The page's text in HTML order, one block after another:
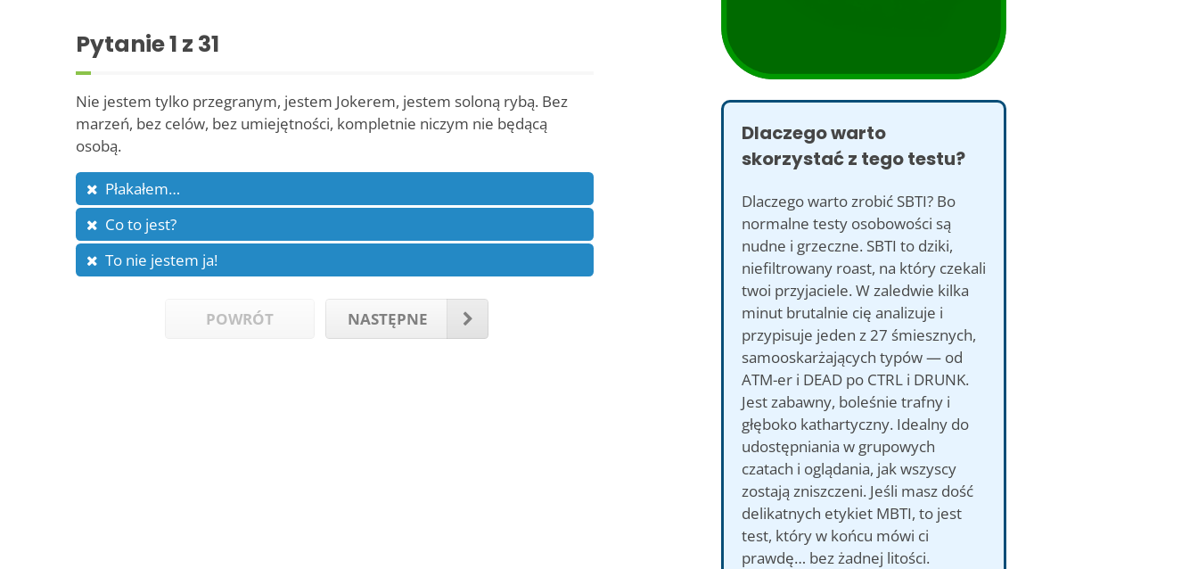
Pytanie1 z 31
Nie jestem tylko przegranym, jestem Jokerem, jestem soloną rybą. Bez
marzeń, bez celów, bez umiejętności, kompletnie niczym nie będącą
osobą.
Płakałem…
Co to jest?
To nie jestem ja!
POWRÓT NASTĘPNE
Dlaczego warto
skorzystać z tego testu?
Dlaczego warto zrobić SBTI? Bo
normalne testy osobowości są
nudne i grzeczne. SBTI to dziki,
niefiltrowany roast, na który czekali
twoi przyjaciele. W zaledwie kilka
minut brutalnie cię analizuje i
przypisuje jeden z 27 śmiesznych,
samooskarżających typów — od
ATM-er i DEAD po CTRL i DRUNK.
Jest zabawny, boleśnie trafny i
głęboko kathartyczny. Idealny do
udostępniania w grupowych
czatach i oglądania, jak wszyscy
zostają zniszczeni. Jeśli masz dość
delikatnych etykiet MBTI, to jest
test, który w końcu mówi ci
prawdę… bez żadnej litości.